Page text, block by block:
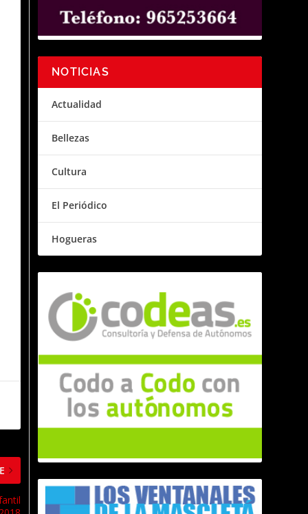
NOTICIAS
Actualidad
Bellezas
Cultura
El Periódico
Hogueras